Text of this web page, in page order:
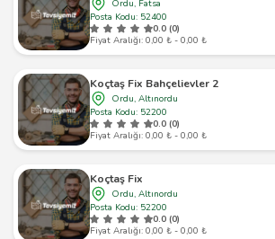
Ordu, Fatsa
Posta Kodu: 52400
0.0 (0)
Fiyat Aralığı: 0,00 ₺ - 0,00 ₺
Koçtaş Fix Bahçelievler 2
Ordu, Altınordu
Posta Kodu: 52200
0.0 (0)
Fiyat Aralığı: 0,00 ₺ - 0,00 ₺
Koçtaş Fix
Ordu, Altınordu
Posta Kodu: 52200
0.0 (0)
Fiyat Aralığı: 0,00 ₺ - 0,00 ₺